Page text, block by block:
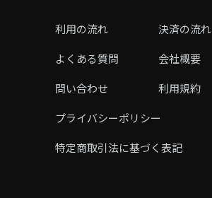
利用の流れ
決済の流れ
よくある質問
会社概要
問い合わせ
利用規約
プライバシーポリシー
特定商取引法に基づく表記